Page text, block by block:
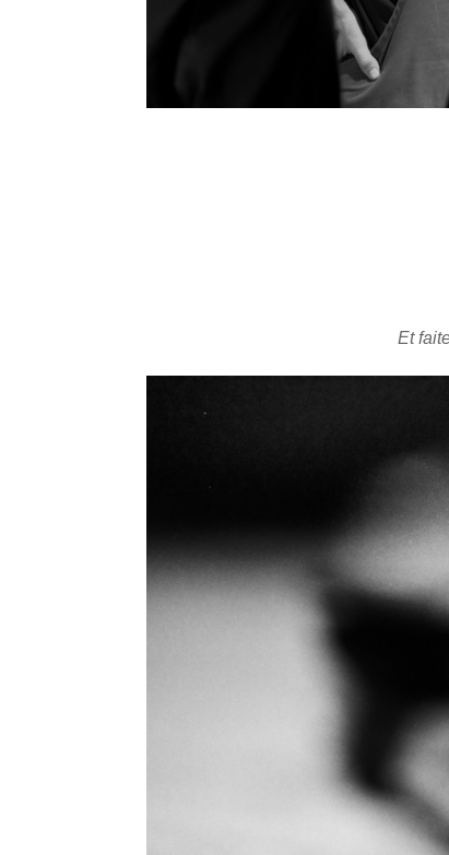
Et